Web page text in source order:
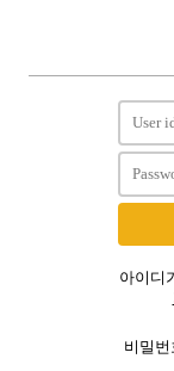
아이디
비밀